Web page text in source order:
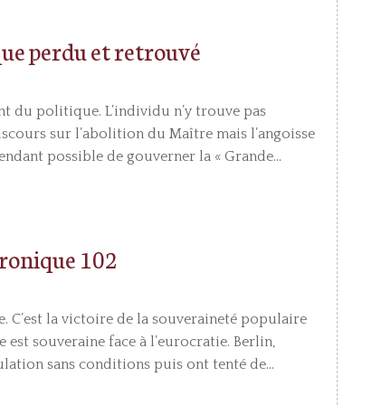
perdu et retrouvé
du politique. L’individu n’y trouve pas
sur l’abolition du Maître mais l’angoisse
possible de gouverner la « Grande...
102
C’est la victoire de la souveraineté populaire
souveraine face à l’eurocratie. Berlin,
sans conditions puis ont tenté de...